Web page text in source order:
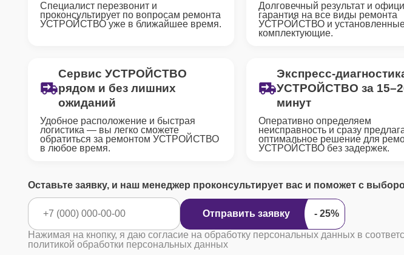
Специалист перезвонит и
проконсультирует по вопросам ремонта
УСТРОЙСТВО уже в ближайшее время.
Долговечный результат и
гарантия на все виды ремонта
УСТРОЙСТВО и
комплектующие.
Сервис УСТРОЙСТВО
рядом и без лишних
ожиданий
Удобное расположение и быстрая
логистика — вы легко сможете
обратиться за ремонтом УСТРОЙСТВО
в любое время.
Экспресс-
УСТРОЙСТВО за
минут
Оперативно определяем
неисправность и сразу
оптимальное решение для
УСТРОЙСТВО без задержек.
Оставьте заявку, и наш менеджер проконсультирует вас и поможет с
Отправить заявку
Нажимая на кнопку, я даю согласие на обработку персональных данных в
политикой обработки персональных данных